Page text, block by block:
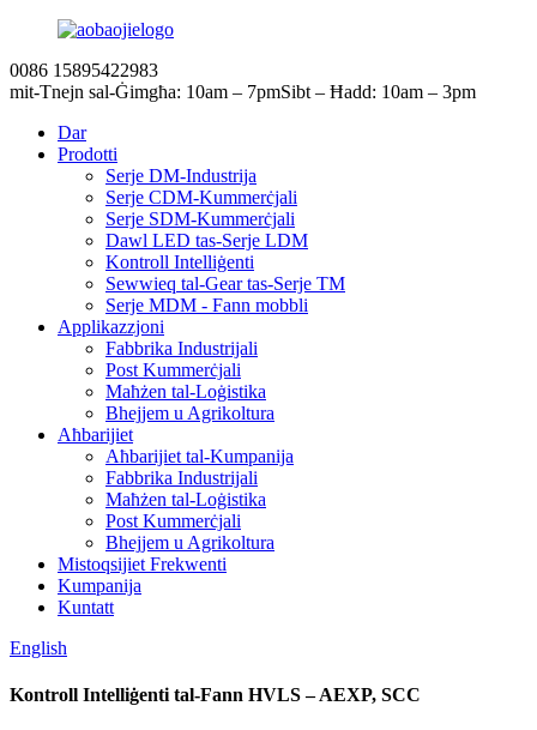
0086 15895422983
mit-Tnejn sal-Ġimgħa: 10am – 7pmSibt – Ħadd: 10am – 3pm
Dar
Prodotti
Serje DM-Industrija
Serje CDM-Kummerċjali
Serje SDM-Kummerċjali
Dawl LED tas-Serje LDM
Kontroll Intelliġenti
Sewwieq tal-Gear tas-Serje TM
Serje MDM - Fann mobbli
Applikazzjoni
Fabbrika Industrijali
Post Kummerċjali
Maħżen tal-Loġistika
Bhejjem u Agrikoltura
Aħbarijiet
Aħbarijiet tal-Kumpanija
Fabbrika Industrijali
Maħżen tal-Loġistika
Post Kummerċjali
Bhejjem u Agrikoltura
Mistoqsijiet Frekwenti
Kumpanija
Kuntatt
English
Kontroll Intelliġenti tal-Fann HVLS – AEXP, SCC